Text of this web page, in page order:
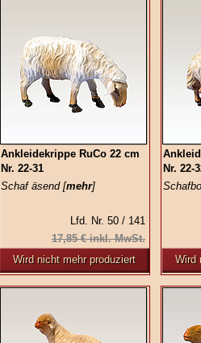
Ankleidekrippe RuCo 22 cm
Nr. 22-31
Schaf äsend [mehr]
Lfd. Nr. 50 / 141
17,85 € inkl. MwSt.
Wird nicht mehr produziert
Nr. 22-
Wird